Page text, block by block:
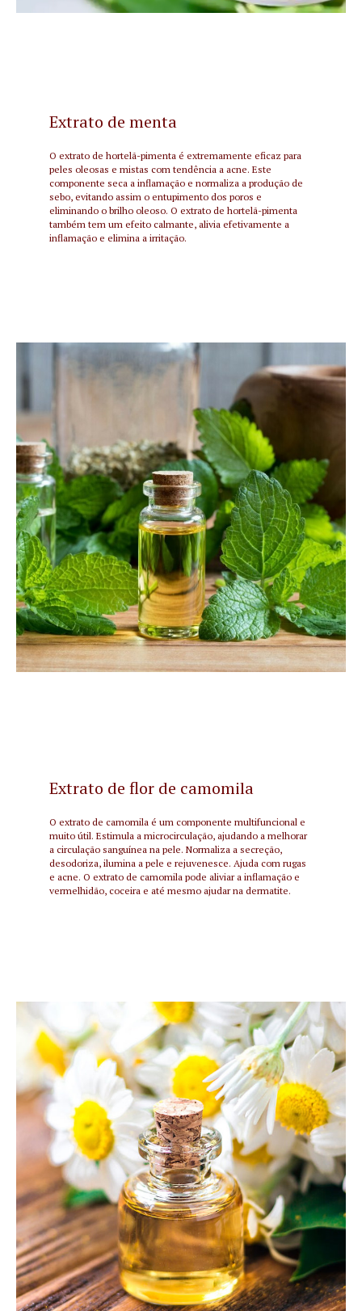
Extrato de menta
O extrato de hortelã-pimenta é extremamente eficaz para
peles oleosas e mistas com tendência a acne. Este
componente seca a inflamação e normaliza a produção de
sebo, evitando assim o entupimento dos poros e
eliminando o brilho oleoso. O extrato de hortelã-pimenta
também tem um efeito calmante, alivia efetivamente a
inflamação e elimina a irritação.
Extrato de flor de camomila
O extrato de camomila é um componente multifuncional e
muito útil. Estimula a microcirculação, ajudando a melhorar
a circulação sanguínea na pele. Normaliza a secreção,
desodoriza, ilumina a pele e rejuvenesce. Ajuda com rugas
e acne. O extrato de camomila pode aliviar a inflamação e
vermelhidão, coceira e até mesmo ajudar na dermatite.